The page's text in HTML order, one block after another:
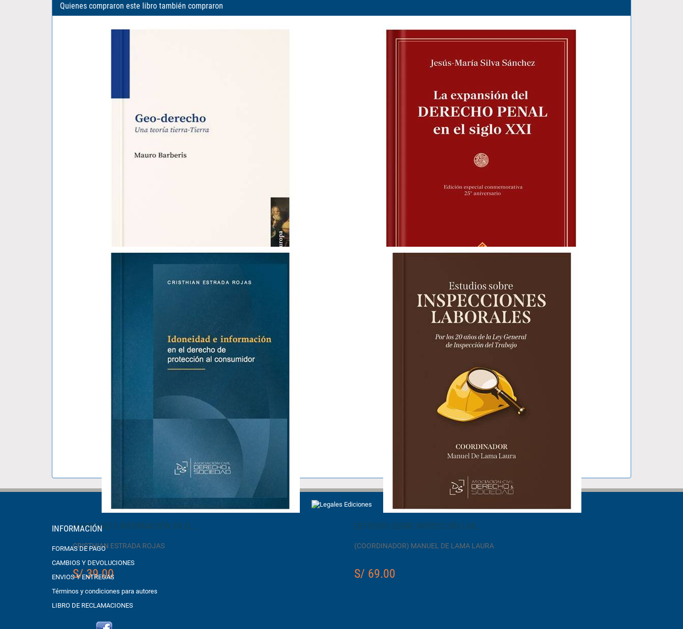
(COORDINADOR) MANUEL DE LAMA LAURA
Quienes compraron este libro también compraron
LA EXPANSION DEL DERECHO PENAL..
JESUS-MARIA SILVA SANCHEZ
IDONEIDAD E INFORMACIÓN EN EL..
CRISTHIAN ESTRADA ROJAS
S/ 39.00
ESTUDIOS SOBRE INSPECCIÓN LAB..
(COORDINADOR) MANUEL DE LAMA LAURA
S/ 69.00
INFORMACIÓN
FORMAS DE PAGO
CAMBIOS Y DEVOLUCIONES
ENVIOS Y ENTREGAS
Términos y condiciones para autores
LIBRO DE RECLAMACIONES